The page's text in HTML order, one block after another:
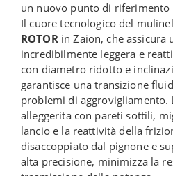
un nuovo punto di riferimento
Il cuore tecnologico del
ROTORin Zaion, che assicura
incredibilmente leggera e
con diametro ridotto e
garantisce una transizione
problemi di aggrovigliamento.
alleggerita con pareti sottili,
lancio e la reattività della
disaccoppiato dal pignone e
alta precisione, minimizza la